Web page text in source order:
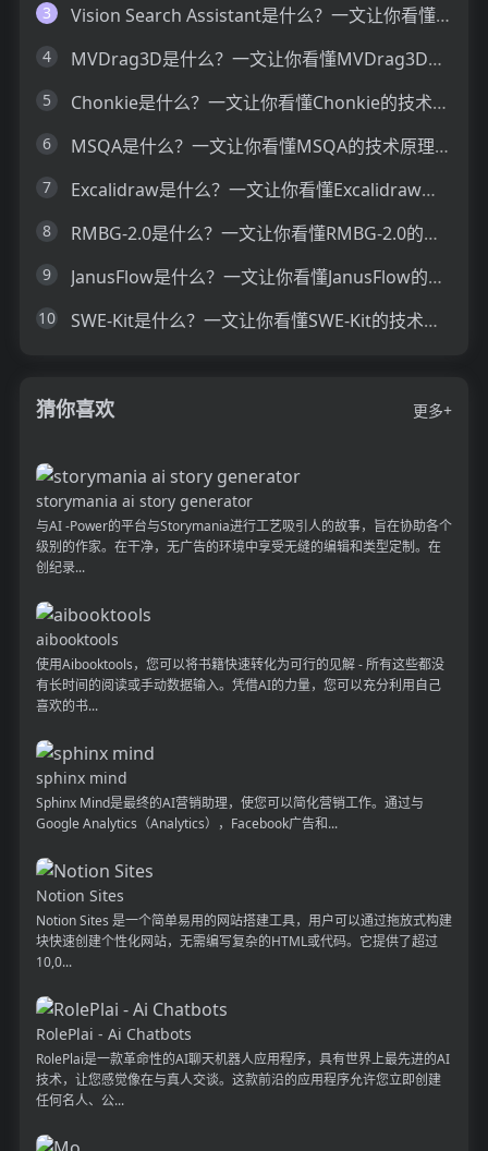
3 Vision Search Assistant是什么？一文让你看懂Vision Search Assistant的技术原理、主要功能、应用场景
4 MVDrag3D是什么？一文让你看懂MVDrag3D的技术原理、主要功能、应用场景
5 Chonkie是什么？一文让你看懂Chonkie的技术原理、主要功能、应用场景
6 MSQA是什么？一文让你看懂MSQA的技术原理、主要功能、应用场景
7 Excalidraw是什么？一文让你看懂Excalidraw的技术原理、主要功能、应用场景
8 RMBG-2.0是什么？一文让你看懂RMBG-2.0的技术原理、主要功能、应用场景
9 JanusFlow是什么？一文让你看懂JanusFlow的技术原理、主要功能、应用场景
10 SWE-Kit是什么？一文让你看懂SWE-Kit的技术原理、主要功能、应用场景
猜你喜欢 更多+
storymania ai story generator
与AI -Power的平台与Storymania进行工艺吸引人的故事，旨在协助各个
级别的作家。在干净，无广告的环境中享受无缝的编辑和类型定制。在
创纪录...
aibooktools
使用Aibooktools，您可以将书籍快速转化为可行的见解 - 所有这些都没
有长时间的阅读或手动数据输入。凭借AI的力量，您可以充分利用自己
喜欢的书...
sphinx mind
Sphinx Mind是最终的AI营销助理，使您可以简化营销工作。通过与
Google Analytics（Analytics），Facebook广告和...
Notion Sites
Notion Sites 是一个简单易用的网站搭建工具，用户可以通过拖放式构建
块快速创建个性化网站，无需编写复杂的HTML或代码。它提供了超过
10,0...
RolePlai - Ai Chatbots
RolePlai是一款革命性的AI聊天机器人应用程序，具有世界上最先进的AI
技术，让您感觉像在与真人交谈。这款前沿的应用程序允许您立即创建
任何名人、公...